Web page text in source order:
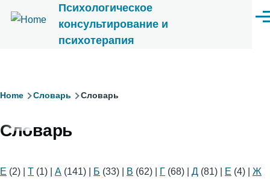
Перейти к основному содержанию
Психологическое
консультирование и
психотерапия
Строка
Home Словарь Словарь
Словарь
E (2) T (1) А (141) Б (33) В (62) Г (68) Д (81) Е (4)
Ж